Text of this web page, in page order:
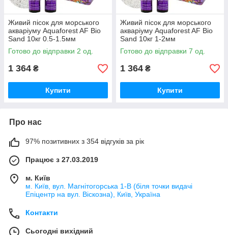
Живий пісок для морського
акваріуму Aquaforest AF Bio
Sand 10кг 0.5-1.5мм
Готово до відправки 2 од.
1 364 ₴
Купити
Живий пісок для морського
акваріуму Aquaforest AF Bio
Sand 10кг 1-2мм
Готово до відправки 7 од.
1 364 ₴
Купити
Про нас
97% позитивних з 354 відгуків за рік
Працює з 27.03.2019
м. Київ
м. Київ, вул. Магнітогорська 1-В (біля точки видачі
Епіцентр на вул. Віскозна), Київ, Україна
Контакти
Сьогодні вихідний